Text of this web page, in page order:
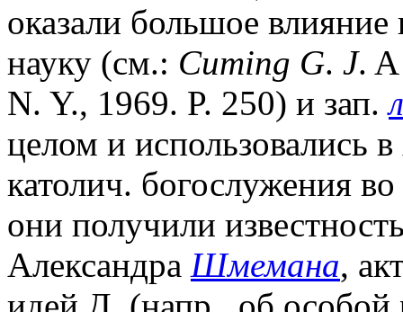
оказали большое
науку (см.: Cuming G. J.
N. Y., 1969. P. 250) и зап.
целом и использовались
католич. богослужения
они получили
Александра Шмемана,